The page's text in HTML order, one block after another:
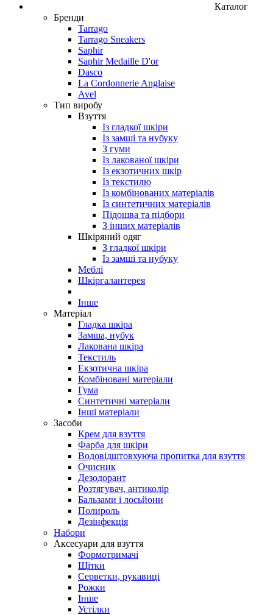
Каталог
Бренди
Tarrago
Tarrago Sneakers
Saphir
Saphir Medaille D'or
Dasco
La Cordonnerie Anglaise
Avel
Тип виробу
Взуття
Із гладкої шкіри
Із замші та нубуку
З гуми
Із лакованої шкіри
Із екзотичних шкір
Із текстилю
Із комбінованих матеріалів
Із синтетичних матеріалів
Підошва та підбори
З інших матеріалів
Шкіряний одяг
З гладкої шкіри
Із замші та нубуку
Меблі
Шкіргалантерея
Інше
Матеріал
Гладка шкіра
Замша, нубук
Лакована шкіра
Текстиль
Екзотична шкіра
Комбіновані матеріали
Гума
Синтетичні матеріали
Інші матеріали
Засоби
Крем для взуття
Фарба для шкіри
Водовідштовхуюча пропитка для взуття
Очисник
Дезодорант
Розтягувач, антиколір
Бальзами і лосьйони
Полироль
Дезінфекція
Набори
Аксесуари для взуття
Формотримачі
Щітки
Серветки, рукавиці
Рожки
Інше
Устілки